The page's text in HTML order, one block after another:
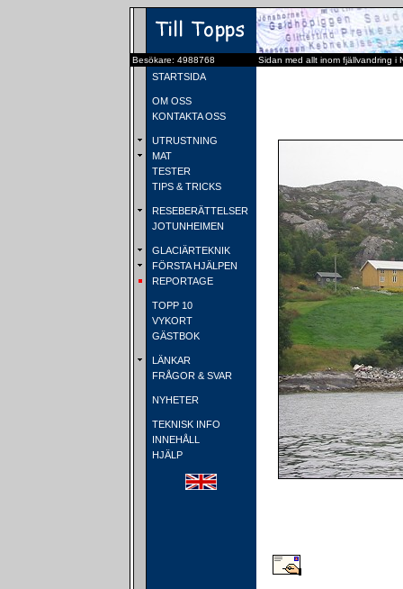
Besökare: 4988768 Sidan med allt inom fjällvandring i
STARTSIDA
OM OSS
KONTAKTA OSS
UTRUSTNING
MAT
TESTER
TIPS & TRICKS
RESEBERÄTTELSER
JOTUNHEIMEN
GLACIÄRTEKNIK
FÖRSTA HJÄLPEN
REPORTAGE
TOPP 10
VYKORT
GÄSTBOK
LÄNKAR
FRÅGOR & SVAR
NYHETER
TEKNISK INFO
INNEHÅLL
HJÄLP